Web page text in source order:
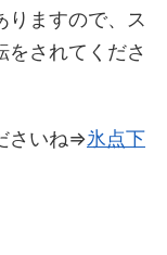
りますので、ス
をされてくださ
さいね⇒氷点下